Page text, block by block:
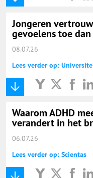
Jongeren
gevoelens toe
08.07.26
Lees verder op:
Waarom ADHD
verandert in het
06.07.26
Lees verder op: Scientas